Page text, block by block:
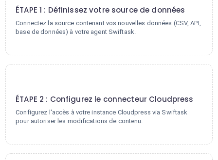
ÉTAPE 1 : Définissez votre source de données
Connectez la source contenant vos nouvelles données (CSV, API,
base de données) à votre agent Swiftask.
ÉTAPE 2 : Configurez le connecteur Cloudpress
Configurez l'accès à votre instance Cloudpress via Swiftask
pour autoriser les modifications de contenu.